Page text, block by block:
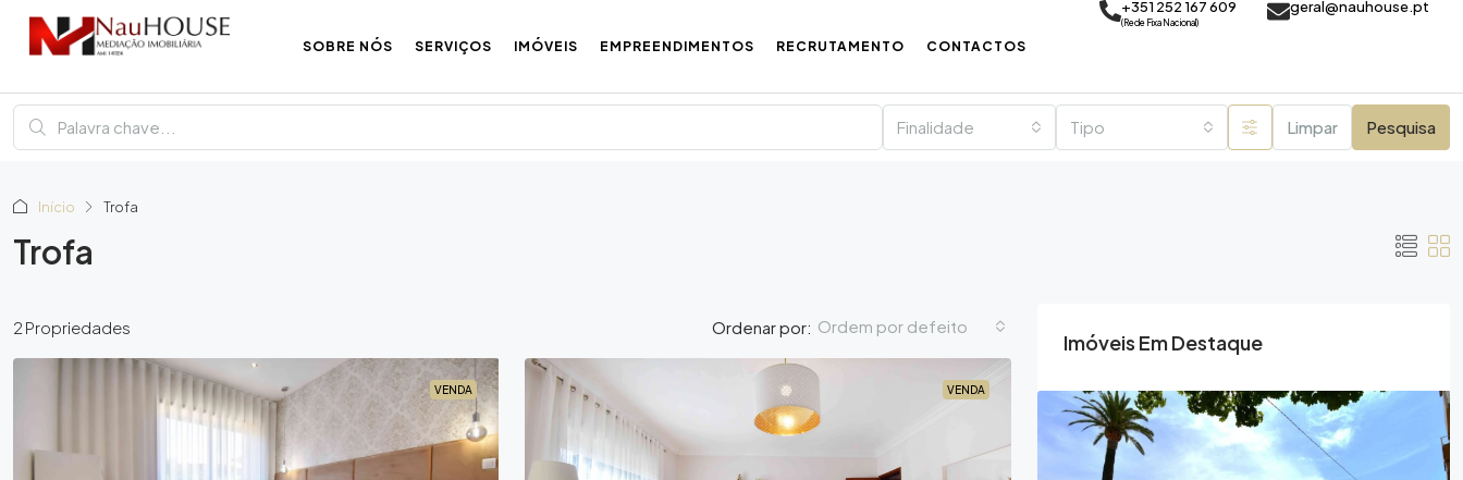
SOBRE NÓS SERVIÇOS IMÓVEIS EMPREENDIMENTOS RECRUTAMENTO CONTACTOS
+351 252 167 609
(Rede Fixa Nacional)
geral@nauhouse.pt
Finalidade Tipo Limpar Pesquisa
Início Trofa
Trofa
2 Propriedades Ordenar por: Ordem por defeito
VENDA VENDA
Imóveis Em Destaque